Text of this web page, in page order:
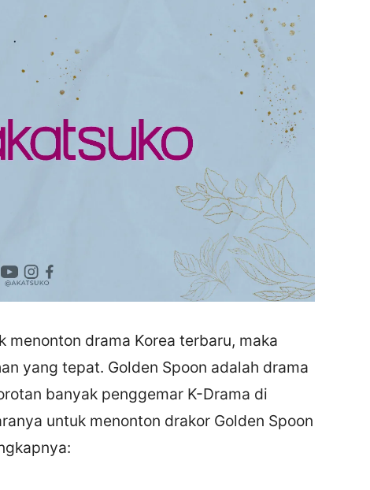
drama Korea terbaru, maka
yang tepat. Golden Spoon adalah drama
banyak penggemar K-Drama di
untuk menonton drakor Golden Spoon